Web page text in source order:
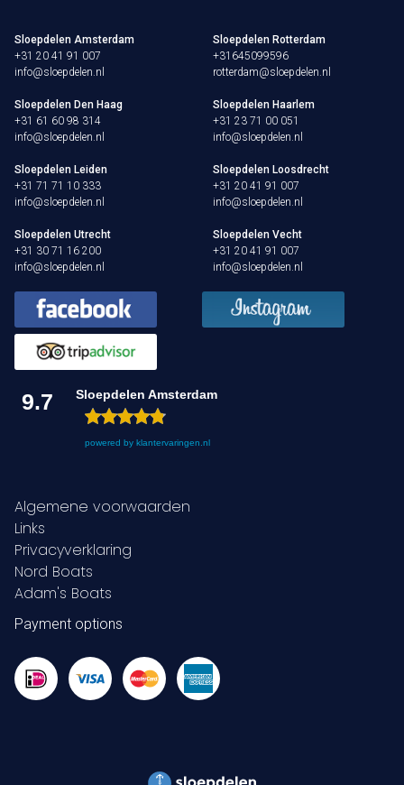
Sloepdelen Amsterdam
+31 20 41 91 007
info@sloepdelen.nl
Sloepdelen Rotterdam
+31645099596
rotterdam@sloepdelen.nl
Sloepdelen Den Haag
+31 61 60 98 314
info@sloepdelen.nl
Sloepdelen Haarlem
+31 23 71 00 051
info@sloepdelen.nl
Sloepdelen Leiden
+31 71 71 10 333
info@sloepdelen.nl
Sloepdelen Loosdrecht
+31 20 41 91 007
info@sloepdelen.nl
Sloepdelen Utrecht
+31 30 71 16 200
info@sloepdelen.nl
Sloepdelen Vecht
+31 20 41 91 007
info@sloepdelen.nl
9.7 Sloepdelen Amsterdam
powered by klantervaringen.nl
Algemene voorwaarden
Links
Privacyverklaring
Nord Boats
Adam's Boats
Payment options